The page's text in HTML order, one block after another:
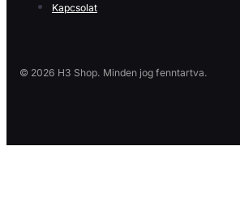
Kapcsolat
© 2026 H3 Shop. Minden jog fenntartva.